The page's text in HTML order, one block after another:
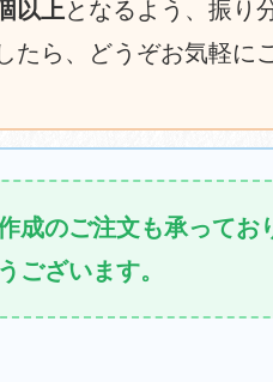
以上となるよう、振り
ら、どうぞお気軽に
成のご注文も承ってお
ございます。